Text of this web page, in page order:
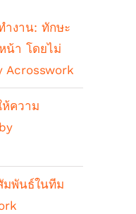
ำงาน: ทักษะ
น้า โดยไม่
Acrosswork
ห้ความ
มพันธ์ในทีม